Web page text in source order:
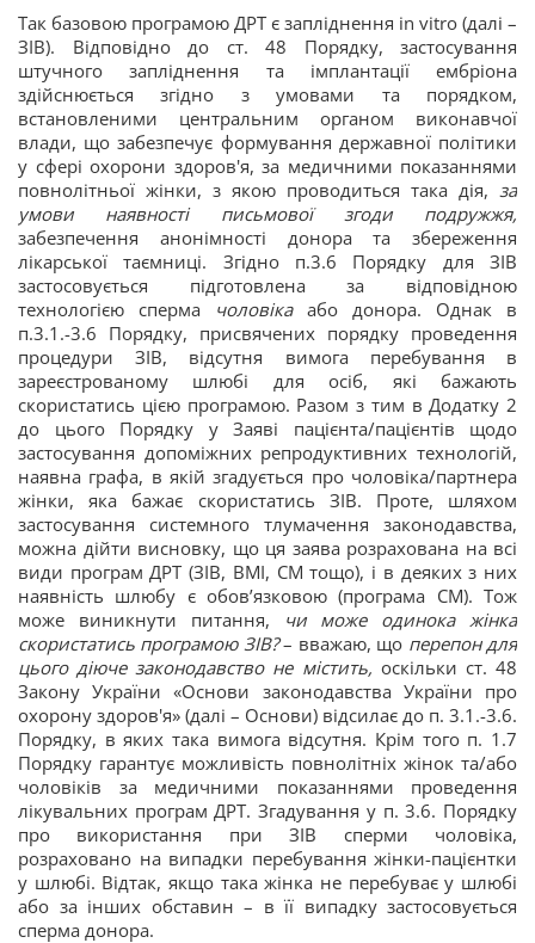
Так базовою програмою ДРТ є запліднення in vitro (далі –
ЗІВ). Відповідно до ст. 48 Порядку, застосування
штучного запліднення та імплантації ембріона
здійснюється згідно з умовами та порядком,
встановленими центральним органом виконавчої
влади, що забезпечує формування державної політики
у сфері охорони здоров'я, за медичними показаннями
повнолітньої жінки, з якою проводиться така дія, за
умови наявності письмової згоди подружжя,
забезпечення анонімності донора та збереження
лікарської таємниці. Згідно п.3.6 Порядку для ЗІВ
застосовується підготовлена за відповідною
технологією сперма чоловікаабо донора. Однак в
п.3.1.-3.6 Порядку, присвячених порядку проведення
процедури ЗІВ, відсутня вимога перебування в
зареєстрованому шлюбі для осіб, які бажають
скористатись цією програмою. Разом з тим в Додатку 2
до цього Порядку у Заяві пацієнта/пацієнтів щодо
застосування допоміжних репродуктивних технологій,
наявна графа, в якій згадується про чоловіка/партнера
жінки, яка бажає скористатись ЗІВ. Проте, шляхом
застосування системного тлумачення законодавства,
можна дійти висновку, що ця заява розрахована на всі
види програм ДРТ (ЗІВ, ВМІ, СМ тощо), і в деяких з них
наявність шлюбу є обов’язковою (програма СМ). Тож
може виникнути питання,
чи може одинока жінка
скористатись програмою ЗІВ?– вважаю, що перепон для
цього діюче законодавство не містить, оскільки ст. 48
Закону України «Основи законодавства України про
охорону здоров'я» (далі – Основи) відсилає до п. 3.1.-3.6.
Порядку, в яких така вимога відсутня. Крім того п. 1.7
Порядку гарантує можливість повнолітніх жінок та/або
чоловіків за медичними показаннями проведення
лікувальних програм ДРТ. Згадування у п. 3.6. Порядку
про використання при ЗІВ сперми чоловіка,
розраховано на випадки перебування жінки-пацієнтки
у шлюбі. Відтак, якщо така жінка не перебуває у шлюбі
або за інших обставин – в її випадку застосовується
сперма донора.